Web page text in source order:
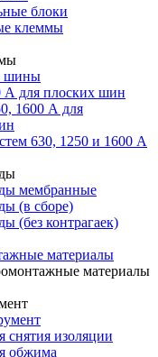
блоки
клеммы
шины
А для плоских шин
1600 А для
630, 1250 и 1600 А
мембранные
(в сборе)
(без контрагаек)
материалы
материалы
снятия изоляции
обжима